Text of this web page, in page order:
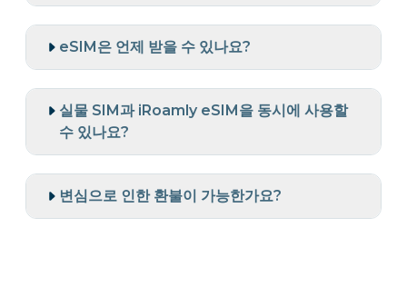
eSIM은 언제 받을 수 있나요?
실물 SIM과 iRoamly eSIM을 동시에 사용할
수 있나요?
변심으로 인한 환불이 가능한가요?